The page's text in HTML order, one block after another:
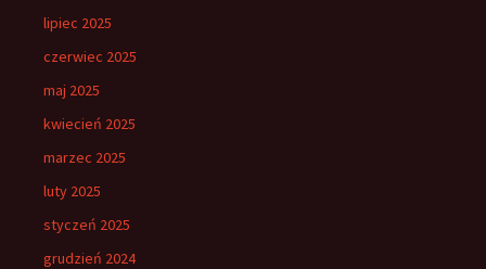
lipiec 2025
czerwiec 2025
maj 2025
kwiecień 2025
marzec 2025
luty 2025
styczeń 2025
grudzień 2024